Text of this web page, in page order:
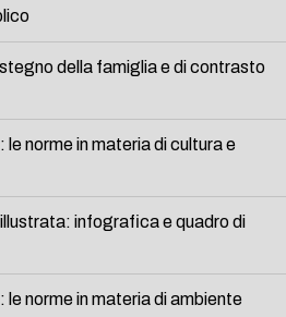
della famiglia e di contrasto
norme in materia di cultura e
infografica e quadro di
norme in materia di ambiente